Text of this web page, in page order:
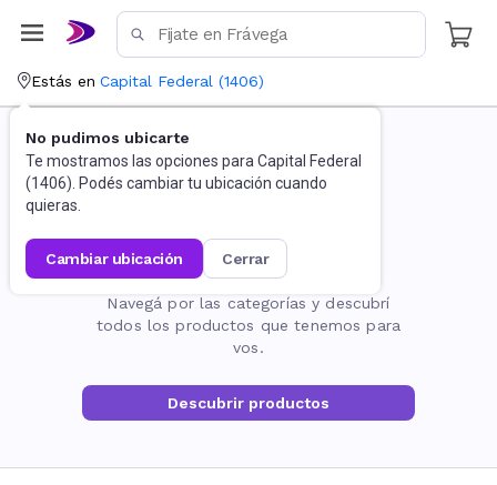
Estás en Capital Federal (1406)
No pudimos ubicarte
Te mostramos las opciones para Capital Federal
(1406). Podés cambiar tu ubicación cuando
quieras.
cambiar ubicación cerrar
La página no existe
Navegá por las categorías y descubrí
todos los productos que tenemos para
vos.
Descubrir productos